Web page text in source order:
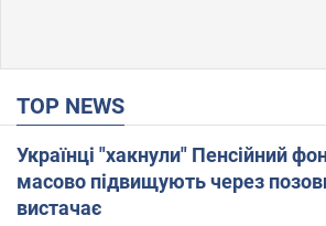
TOP NEWS
Українці "хакнули" Пенсійний
масово підвищують через
вистачає